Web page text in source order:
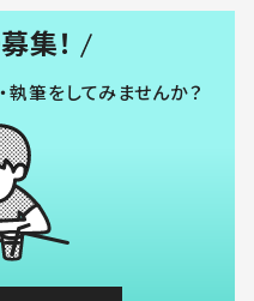
集！
執筆をしてみませんか？